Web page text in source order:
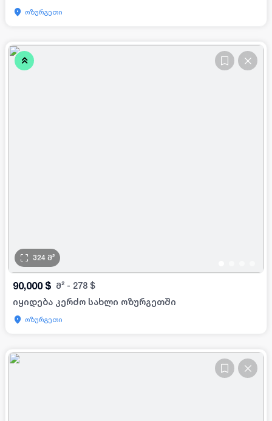
ოზურგეთი
324 მ²
90,000 $ მ² - 278 $
იყიდება კერძო სახლი ოზურგეთში
ოზურგეთი